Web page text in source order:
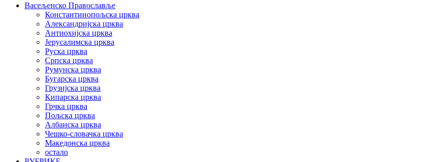
Васељенско Православље
Константинопољска црква
Александријска црква
Антиохијска црква
Јерусалимска црква
Руска црква
Српска црква
Румунска црква
Бугарска црква
Грузијска црква
Кипарска црква
Грчка црква
Пољска црква
Албанска црква
Чешко-словачка црква
Македонска црква
остало